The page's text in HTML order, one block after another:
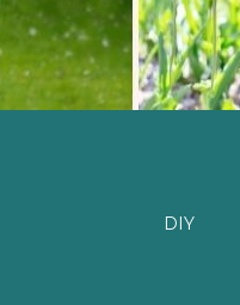
DIY